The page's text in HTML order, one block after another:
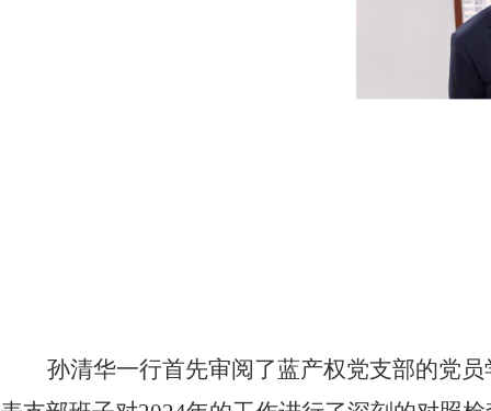
孙清华一行首先审阅了蓝产权党支部的党